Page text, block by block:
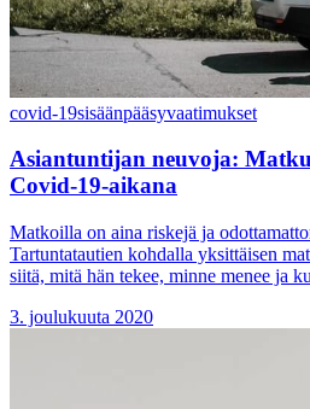
covid-19sisäänpääsyvaatimukset
Asiantuntijan neuvoja:
Covid-19-aikana
Matkoilla on aina riskejä ja
Tartuntatautien kohdalla yksittäisen
siitä, mitä hän tekee, minne menee ja
3. joulukuuta 2020